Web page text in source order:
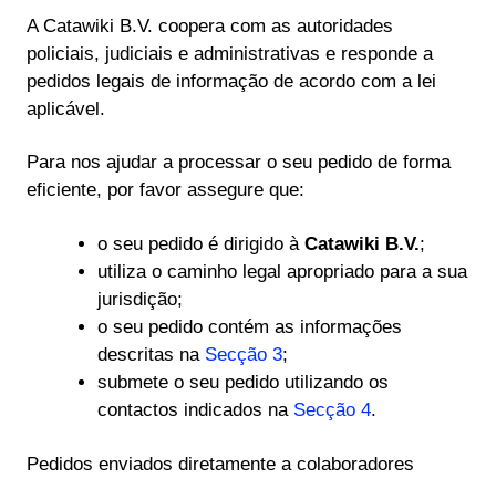
A Catawiki B.V. coopera com as autoridades
policiais, judiciais e administrativas e responde a
pedidos legais de informação de acordo com a lei
aplicável.
Para nos ajudar a processar o seu pedido de forma
eficiente, por favor assegure que:
o seu pedido é dirigido à Catawiki B.V.;
utiliza o caminho legal apropriado para a sua
jurisdição;
o seu pedido contém as informações
descritas na Secção 3;
submete o seu pedido utilizando os
contactos indicados na Secção 4.
Pedidos enviados diretamente a colaboradores